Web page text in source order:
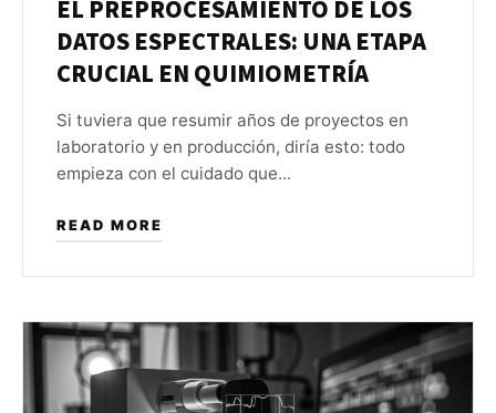
EL PREPROCESAMIENTO DE LOS
DATOS ESPECTRALES: UNA ETAPA
CRUCIAL EN QUIMIOMETRÍA
Si tuviera que resumir años de proyectos en
laboratorio y en producción, diría esto: todo
empieza con el cuidado que...
READ MORE